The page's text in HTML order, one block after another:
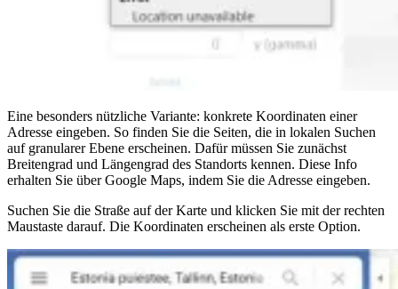
Eine besonders nützliche Variante: konkrete Koordinaten einer
Adresse eingeben. So finden Sie die Seiten, die in lokalen Suchen
auf granularer Ebene erscheinen. Dafür müssen Sie zunächst
Breitengrad und Längengrad des Standorts kennen. Diese Info
erhalten Sie über Google Maps, indem Sie die Adresse eingeben.
Suchen Sie die Straße auf der Karte und klicken Sie mit der rechten
Maustaste darauf. Die Koordinaten erscheinen als erste Option.